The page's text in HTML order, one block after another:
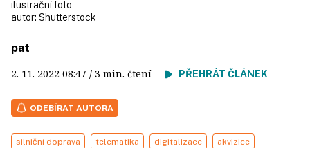
ilustrační foto
autor: Shutterstock
pat
2. 11. 2022 08:47 / 3 min. čtení PŘEHRÁT ČLÁNEK
ODEBÍRAT AUTORA
silniční doprava telematika digitalizace akvizice